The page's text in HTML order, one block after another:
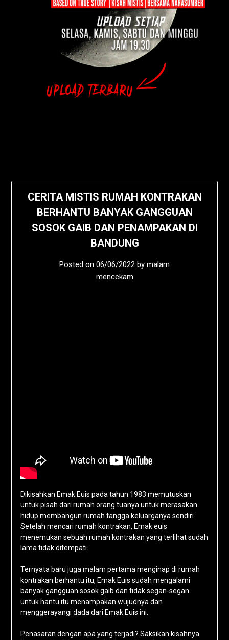
CERITA MISTIS RUMAH KONTRAKAN
BERHANTU BANYAK GANGGUAN
SOSOK GAIB DAN PENAMPAKAN DI
BANDUNG
Posted on 06/06/2022 by malam
mencekam
Dikisahkan Emak Euis pada tahun 1983 memutuskan
untuk pisah dari rumah orang tuanya untuk merasakan
hidup membangun rumah tangga keluarganya sendiri.
Setelah mencari rumah kontrakan, Emak euis
menemukan sebuah rumah kontrakan yang terlihat sudah
lama tidak ditempati.
Ternyata baru juga malam pertama menginap di rumah
kontrakan berhantu itu, Emak Euis sudah mengalami
banyak gangguan sosok gaib dan tidak segan-segan
untuk hantu itu menampakan wujudnya dan
menggerayangi dada dari Emak Euis ini.
Penasaran dengan apa yang terjadi? Saksikan kisahnya